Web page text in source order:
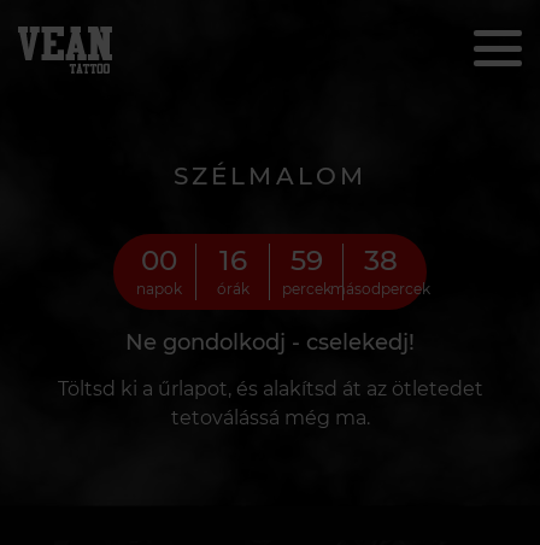
SZÉLMALOM
00
napok
16
órák
59
percek
37
másodpercek
Ne gondolkodj - cselekedj!
Töltsd ki a űrlapot, és alakítsd át az ötletedet
tetoválássá még ma.